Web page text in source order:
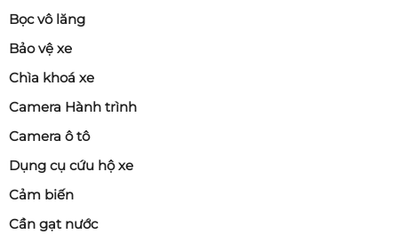
Bọc vô lăng
Bảo vệ xe
Chìa khoá xe
Camera Hành trình
Camera ô tô
Dụng cụ cứu hộ xe
Cảm biến
Cần gạt nước